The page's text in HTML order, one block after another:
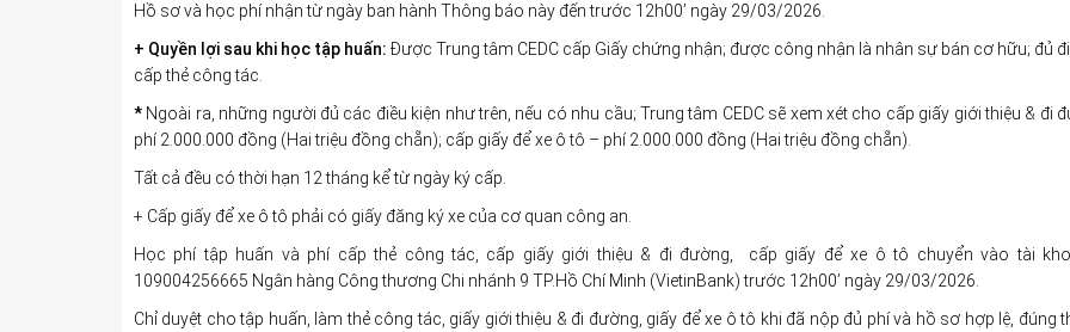
Hồ sơ và học phí nhận từ ngày ban hành Thông báo này đến trước 12h00’ ngày 29/03/2026.
+ Quyền lợi sau khi học tập huấn: Được Trung tâm CEDC cấp Giấy chứng nhận; được công nhận là nhân sự bán cơ hữu; đủ
cấp thẻ công tác.
* Ngoài ra, những người đủ các điều kiện như trên, nếu có nhu cầu; Trung tâm CEDC sẽ xem xét cho cấp giấy giới thiệu & đi
phí 2.000.000 đồng (Hai triệu đồng chẵn); cấp giấy để xe ô tô – phí 2.000.000 đồng (Hai triệu đồng chẵn).
Tất cả đều có thời hạn 12 tháng kể từ ngày ký cấp.
+ Cấp giấy để xe ô tô phải có giấy đăng ký xe của cơ quan công an.
Học phí tập huấn và phí cấp thẻ công tác, cấp giấy giới thiệu & đi đường, cấp giấy để xe ô tô chuyển vào tài
109004256665 Ngân hàng Công thương Chi nhánh 9 TP.Hồ Chí Minh (VietinBank) trước 12h00’ ngày 29/03/2026.
Chỉ duyệt cho tập huấn, làm thẻ công tác, giấy giới thiệu & đi đường, giấy để xe ô tô khi đã nộp đủ phí và hồ sơ hợp lệ, đúng